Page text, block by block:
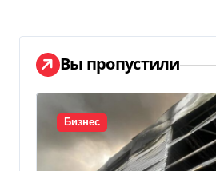
Вы пропустили
Бизнес